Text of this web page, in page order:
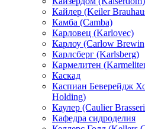
Кайлер (Keiler
Камба (Camba)
Карловец (Karlovec)
Карлоу (Carlow
Карлсберг (Karlsberg)
Кармелитен
Каскад
Каспиан Беверейдж
Holding)
Каулер (Caulier
Кафедра сидроделия